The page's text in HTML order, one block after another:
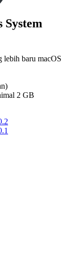
System
lebih baru macOS
2 GB